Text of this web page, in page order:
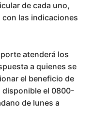
de cada uno,
las indicaciones
atenderá los
a quienes se
el beneficio de
disponible el 0800-
de lunes a